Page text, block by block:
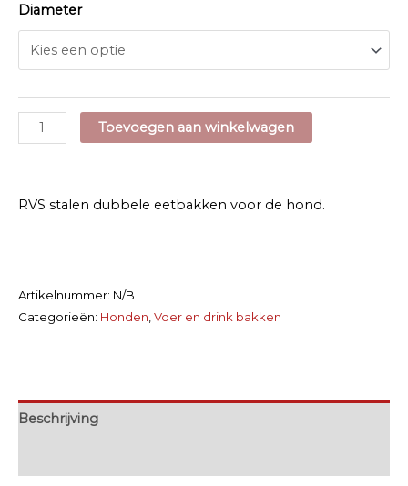
Diameter
Silent
Diner
aantal
Toevoegen aan winkelwagen
RVS stalen dubbele eetbakken voor de hond.
Artikelnummer: N/B
Categorieën: Honden,Voer en drink bakken
Beschrijving